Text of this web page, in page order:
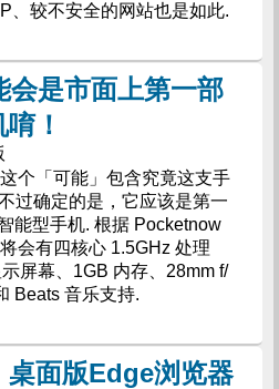
、较不安全的网站也是如此.
会是市面上第一部
！
个「可能」包含究竟这支手
过确定的是，它应该是第一
能型手机. 根据 Pocketnow
会有四核心 1.5GHz 处理
屏幕、1GB 内存、28mm f/
Beats 音乐支持.
桌面版Edge浏览器